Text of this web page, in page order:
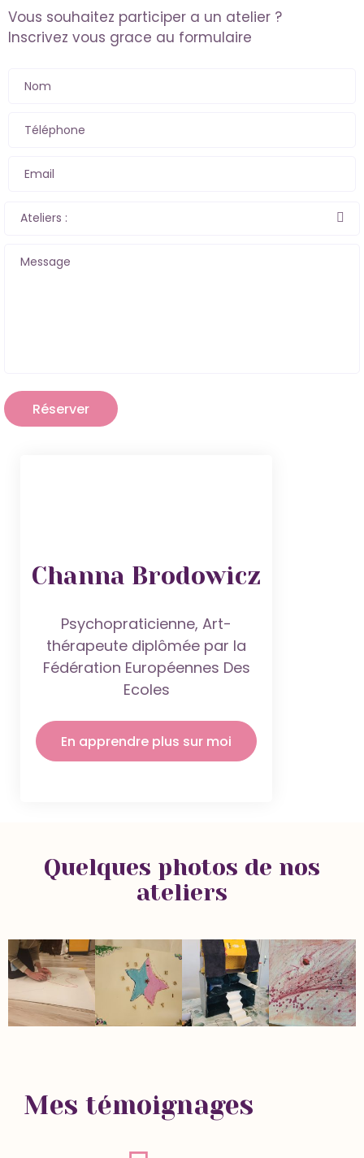
Vous souhaitez participer a un atelier ?
Inscrivez vous grace au formulaire
Nom
Téléphone
Email
Ateliers :
Message
Channa Brodowicz
Psychopraticienne, Art-
thérapeute diplômée par la
Fédération Européennes Des
Ecoles
En apprendre plus sur moi
Quelques photos de nos
ateliers
Mes témoignages